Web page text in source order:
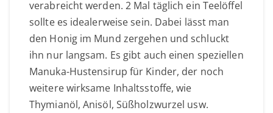
verabreicht werden. 2 Mal täglich ein Teelöffel
sollte es idealerweise sein. Dabei lässt man
den Honig im Mund zergehen und schluckt
ihn nur langsam. Es gibt auch einen speziellen
Manuka-Hustensirup für Kinder, der noch
weitere wirksame Inhaltsstoffe, wie
Thymianöl, Anisöl, Süßholzwurzel usw.